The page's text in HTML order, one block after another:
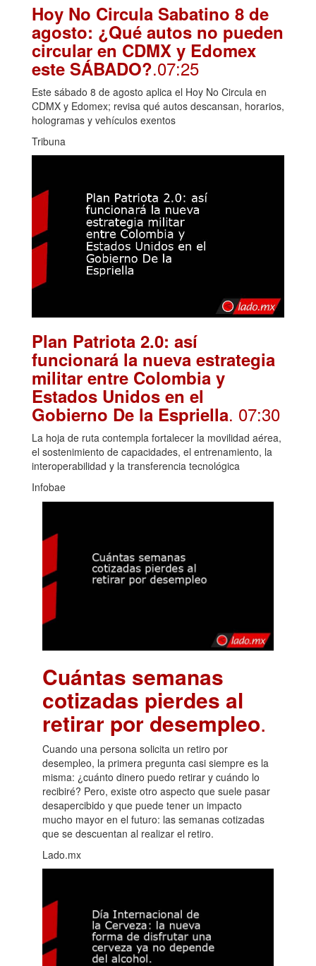
Hoy No Circula Sabatino 8 de
agosto: ¿Qué autos no pueden
circular en CDMX y Edomex
este SÁBADO?.07:25
Este sábado 8 de agosto aplica el Hoy No Circula en
CDMX y Edomex; revisa qué autos descansan, horarios,
hologramas y vehículos exentos
Tribuna
Plan Patriota 2.0: así
funcionará la nueva estrategia
militar entre Colombia y
Estados Unidos en el
Gobierno De la Espriella. 07:30
La hoja de ruta contempla fortalecer la movilidad aérea,
el sostenimiento de capacidades, el entrenamiento, la
interoperabilidad y la transferencia tecnológica
Infobae
Cuántas semanas
cotizadas pierdes al
retirar por desempleo.
Cuando una persona solicita un retiro por
desempleo, la primera pregunta casi siempre es la
misma: ¿cuánto dinero puedo retirar y cuándo lo
recibiré? Pero, existe otro aspecto que suele pasar
desapercibido y que puede tener un impacto
mucho mayor en el futuro: las semanas cotizadas
que se descuentan al realizar el retiro.
Lado.mx